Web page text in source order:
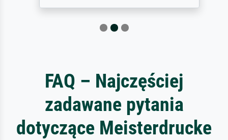
FAQ – Najczęściej
zadawane pytania
dotyczące Meisterdrucke